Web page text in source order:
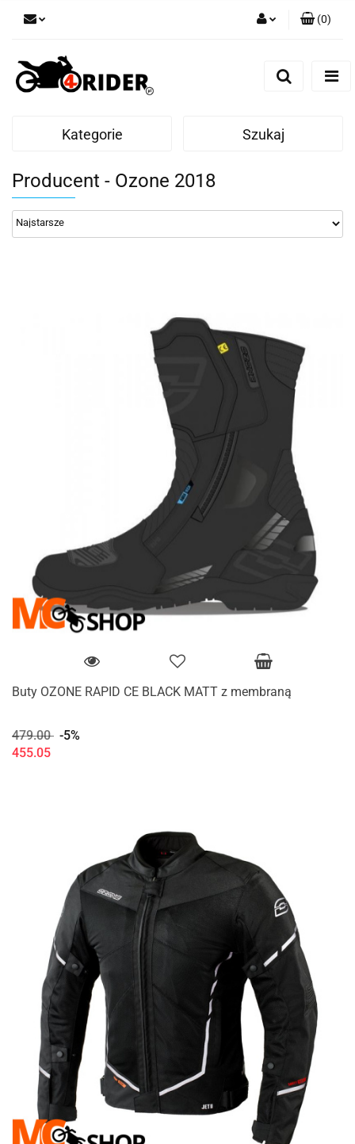
(0)
Kategorie Szukaj
Producent - Ozone 2018
Buty OZONE RAPID CE BLACK MATT z membraną
479.00 -5%
455.05